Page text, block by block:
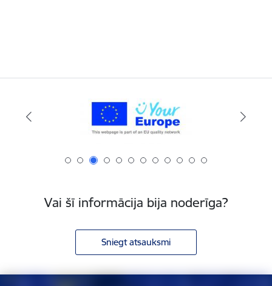
Vai šī informācija bija noderīga?
Sniegt atsauksmi